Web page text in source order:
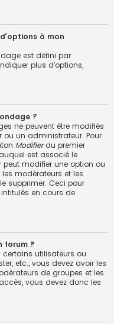
à mon
est défini par
plus d’options,
?
ne peuvent être modifiés
ou un administrateur. Pour
Modifierdu premier
est associé le
peut modifier une option ou
modérateurs et les
supprimer. Ceci pour
en cours de
forum ?
certains utilisateurs ou
etc., vous devez avoir les
de groupes et les
vous devez donc les